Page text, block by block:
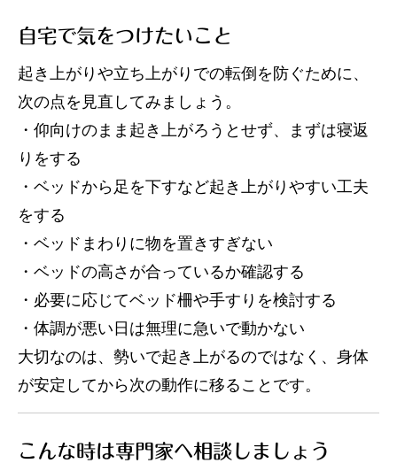
自宅で気をつけたいこと
起き上がりや立ち上がりでの転倒を防ぐために、
次の点を見直してみましょう。
・仰向けのまま起き上がろうとせず、まずは寝返
りをする
・ベッドから足を下すなど起き上がりやすい工夫
をする
・ベッドまわりに物を置きすぎない
・ベッドの高さが合っているか確認する
・必要に応じてベッド柵や手すりを検討する
・体調が悪い日は無理に急いで動かない
大切なのは、勢いで起き上がるのではなく、身体
が安定してから次の動作に移ることです。
こんな時は専門家へ相談しましょう